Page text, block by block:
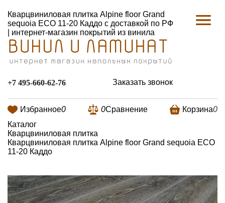
Кварцвиниловая плитка Alpine floor Grand
sequoia ECO 11-20 Каддо с доставкой по РФ
| интернет-магазин покрытий из винила
+7 495-660-62-76 Заказать звонок
Избранное0 0Сравнение Корзина0
Каталог
Кварцвиниловая плитка
Кварцвиниловая плитка Alpine floor Grand sequoia ECO
11-20 Каддо